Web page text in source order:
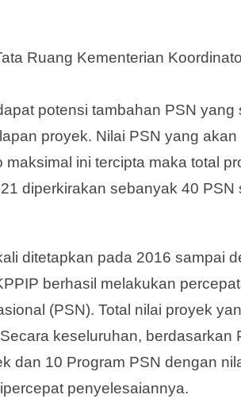
Ruang Kementerian
potensi tambahan PSN yang
proyek. Nilai PSN yang akan
ini tercipta maka total
diperkirakan sebanyak 40 PSN
ditetapkan pada 2016 sampai
berhasil melakukan
(PSN). Total nilai proyek
keseluruhan, berdasarkan
dan 10 Program PSN dengan
penyelesaiannya.